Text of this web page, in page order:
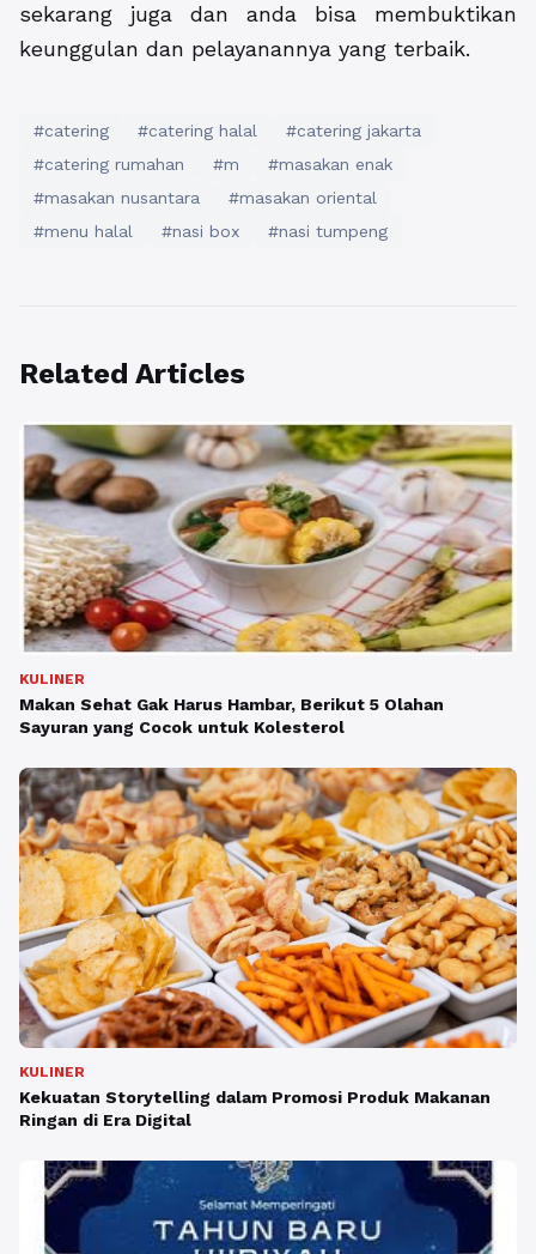
sekarang juga dan anda bisa membuktikan
keunggulan dan pelayanannya yang terbaik.
#catering #catering halal
#catering jakarta
#catering rumahan
#m
#masakan enak
#masakan nusantara
#masakan oriental
#menu halal
#nasi box #nasi tumpeng
Related Articles
KULINER
Makan Sehat Gak Harus Hambar, Berikut 5 Olahan
Sayuran yang Cocok untuk Kolesterol
KULINER
Kekuatan Storytelling dalam Promosi Produk Makanan
Ringan di Era Digital